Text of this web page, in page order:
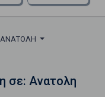
ΑΝΑΤΟΛΗ
σε: Ανατολη